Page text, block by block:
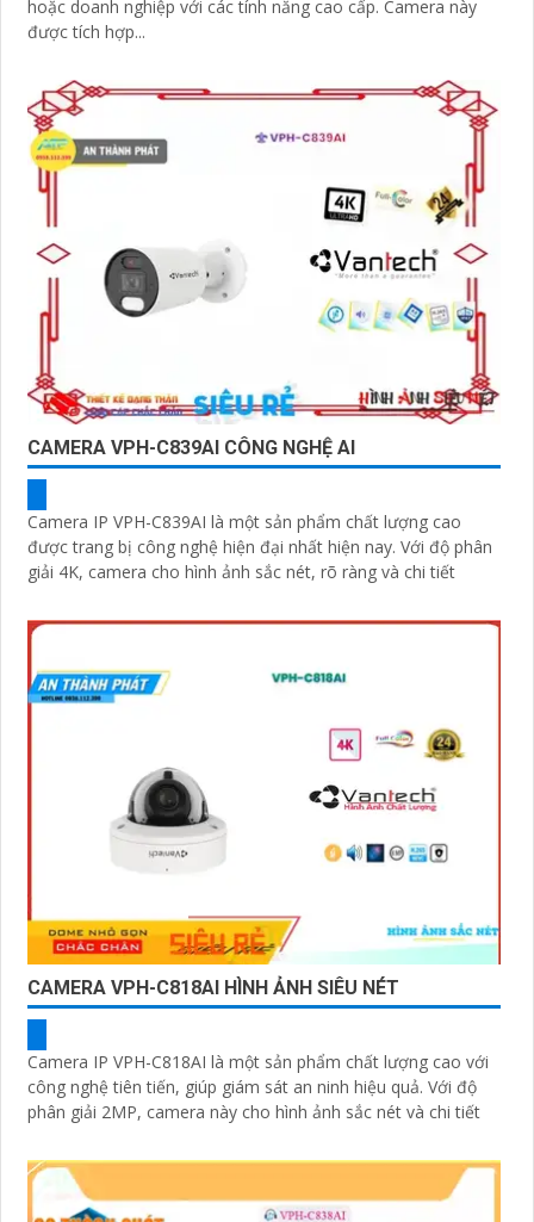
hoặc doanh nghiệp với các tính năng cao cấp. Camera này
được tích hợp...
CAMERA VPH-C839AI CÔNG NGHỆ AI
Camera IP VPH-C839AI là một sản phẩm chất lượng cao
được trang bị công nghệ hiện đại nhất hiện nay. Với độ phân
giải 4K, camera cho hình ảnh sắc nét, rõ ràng và chi tiết
CAMERA VPH-C818AI HÌNH ẢNH SIÊU NÉT
Camera IP VPH-C818AI là một sản phẩm chất lượng cao với
công nghệ tiên tiến, giúp giám sát an ninh hiệu quả. Với độ
phân giải 2MP, camera này cho hình ảnh sắc nét và chi tiết